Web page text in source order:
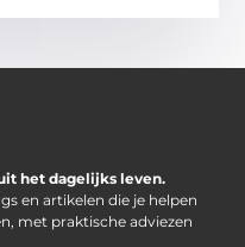
het dagelijks leven.
en artikelen die je helpen
met praktische adviezen